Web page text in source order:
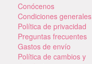
Conócenos
Condiciones generales
Política de privacidad
Preguntas frecuentes
Gastos de envío
Política de cambios y